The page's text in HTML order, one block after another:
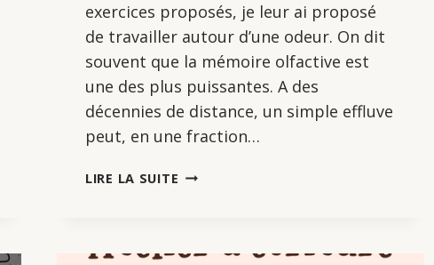
exercices proposés, je leur ai proposé
de travailler autour d’une odeur. On dit
souvent que la mémoire olfactive est
une des plus puissantes. A des
décennies de distance, un simple effluve
peut, en une fraction…
LIRE LA SUITE ATELIER
OLFACTIFS